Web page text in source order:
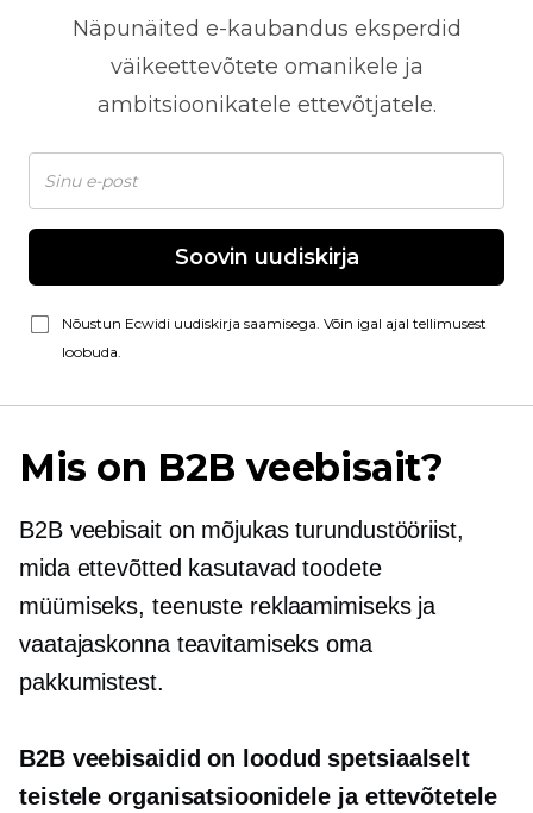
Näpunäited e-kaubandus eksperdid
väikeettevõtete omanikele ja
ambitsioonikatele ettevõtjatele.
Soovin uudiskirja
Nõustun Ecwidi uudiskirja saamisega. Võin igal ajal tellimusest
loobuda.
Mis on B2B veebisait?
B2B veebisait on mõjukas turundustööriist,
mida ettevõtted kasutavad toodete
müümiseks, teenuste reklaamimiseks ja
vaatajaskonna teavitamiseks oma
pakkumistest.
B2B veebisaidid on loodud spetsiaalselt
teistele organisatsioonidele ja ettevõtetele